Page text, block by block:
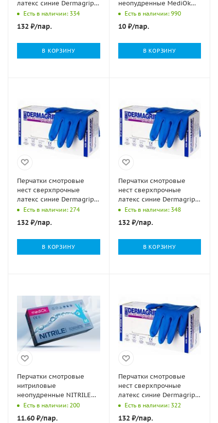
латекс синие Dermagrip
powder free S (6-7) 27г
High Risk 25/250
Есть в наличии: 334
132 ₽/пар.
В КОРЗИНУ
неопудренные MediOk
черные L 4,5гр 50/500
Есть в наличии: 990
10₽/пар.
В КОРЗИНУ
Перчатки смотровые
нест сверхпрочные
латекс синие Dermagrip
powder free М (7-8) 32г
High Risk 25/250
Есть в наличии: 274
132 ₽/пар.
В КОРЗИНУ
Перчатки смотровые
нест сверхпрочные
латекс синие Dermagrip
powder free XL(9-10)
36гHigh Risk 25/250
Есть в наличии: 348
132₽/пар.
В КОРЗИНУ
Перчатки смотровые
нитриловые
неопудренные NITRILE
OPTIMA голубые ХL
50/1000
Есть в наличии: 200
11.60 ₽/пар.
Перчатки смотровые
нест сверхпрочные
латекс синие Dermagrip
powder free L (8-9) 33г
High Risк 25/250
Есть в наличии: 322
132₽/пар.